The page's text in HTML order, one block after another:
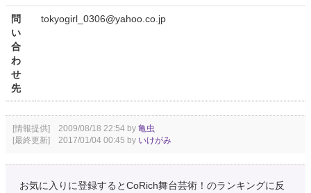
問
い
合
わ
せ
先
tokyogirl_0306@yahoo.co.jp
[情報提供] 2009/08/18 22:54 by 亀虫
[最終更新] 2017/01/04 00:45 by いけがみ
お気に入りに登録するとCoRich舞台芸術！のランキングに反